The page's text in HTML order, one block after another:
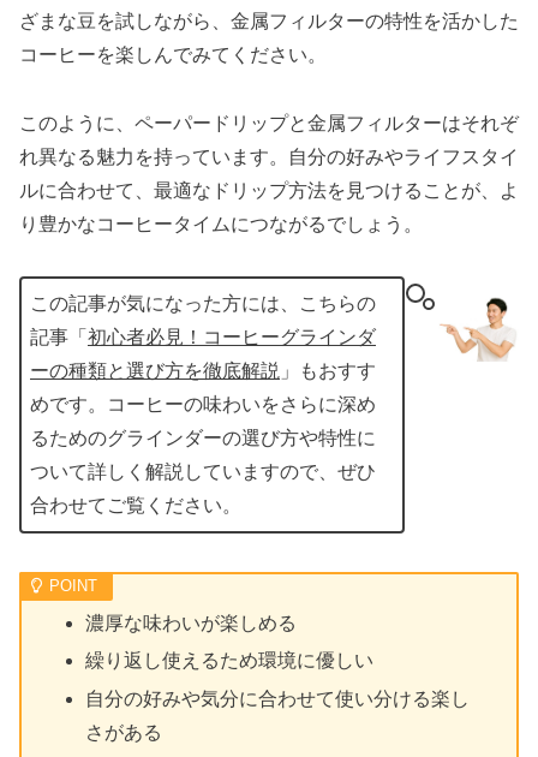
ざまな豆を試しながら、金属フィルターの特性を活かした
コーヒーを楽しんでみてください。
このように、ペーパードリップと金属フィルターはそれぞ
れ異なる魅力を持っています。自分の好みやライフスタイ
ルに合わせて、最適なドリップ方法を見つけることが、よ
り豊かなコーヒータイムにつながるでしょう。
この記事が気になった方には、こちらの
記事「 初心者必見！コーヒーグラインダ
ーの種類と選び方を徹底解説 」もおすす
めです。コーヒーの味わいをさらに深め
るためのグラインダーの選び方や特性に
ついて詳しく解説していますので、ぜひ
合わせてご覧ください。
濃厚な味わいが楽しめる
繰り返し使えるため環境に優しい
自分の好みや気分に合わせて使い分ける楽し
さがある